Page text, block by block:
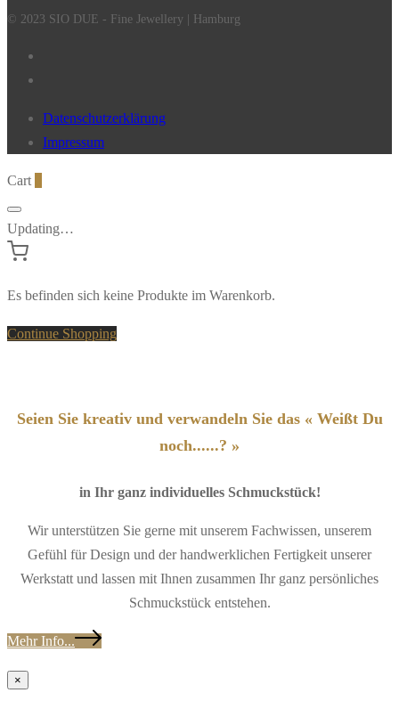
© 2023 SIO DUE - Fine Jewellery | Hamburg
Datenschutzerklärung
Impressum
Cart
Updating…
Es befinden sich keine Produkte im Warenkorb.
Continue Shopping
Seien Sie kreativ und verwandeln Sie das « Weißt Du
noch......? »
in Ihr ganz individuelles Schmuckstück!
Wir unterstützen Sie gerne mit unserem Fachwissen, unserem
Gefühl für Design und der handwerklichen Fertigkeit unserer
Werkstatt und lassen mit Ihnen zusammen Ihr ganz persönliches
Schmuckstück entstehen.
Mehr Info...
×